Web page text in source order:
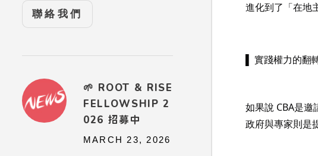
進化到了「在地
▌ 實踐權力的
如果說 CBA是邀
政府與專家則是
聯絡我們
🌱 ROOT & RISE
FELLOWSHIP 2
026 招募中
MARCH 23, 2026